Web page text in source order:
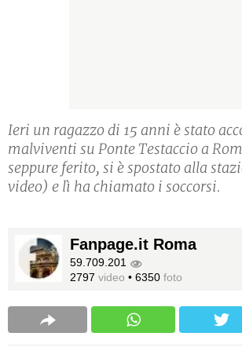
Ieri un ragazzo di 15 anni è stato
malviventi su Ponte Testaccio a
seppure ferito, si è spostato alla
video) e lì ha chiamato i soccorsi.
Fanpage.it Roma
59.709.201
2797 video • 6350 foto